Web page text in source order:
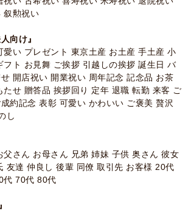
叙勲祝い
向け』
愛い プレゼント 東京土産 お土産 手土産 小
フト お見舞 ご挨拶 引越しの挨拶 誕生日 バ
開店祝い 開業祝い 周年記念 記念品 お茶
たせ 贈答品 挨拶回り 定年 退職 転勤 来客 ご
約記念 表彰 可愛い かわいい ご褒美 贅沢
し
父さん お母さん 兄弟 姉妹 子供 奥さん 彼女
友達 仲良し 後輩 同僚 取引先 お客様 20代
代 70代 80代